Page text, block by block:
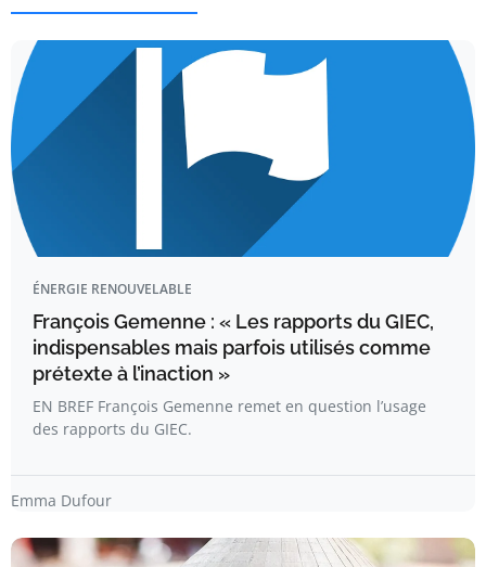
ÉNERGIE RENOUVELABLE
François Gemenne : « Les rapports du GIEC,
indispensables mais parfois utilisés comme
prétexte à l’inaction »
EN BREF François Gemenne remet en question l’usage
des rapports du GIEC.
Emma Dufour